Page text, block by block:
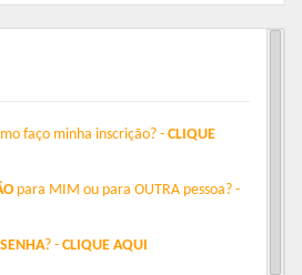
faço minha inscrição? - CLIQUE
para MIM ou para OUTRA pessoa? -
SENHA? - CLIQUE AQUI